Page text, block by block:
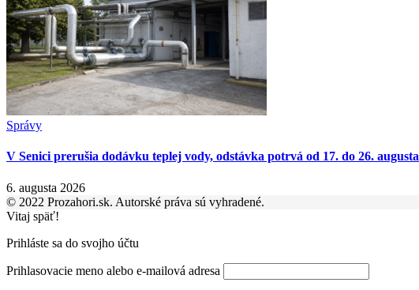
Správy
V Senici prerušia dodávku teplej vody, odstávka potrvá od 17. do 26. augusta
6. augusta 2026
© 2022 Prozahori.sk. Autorské práva sú vyhradené.
Vitaj späť!
Prihláste sa do svojho účtu
Prihlasovacie meno alebo e-mailová adresa